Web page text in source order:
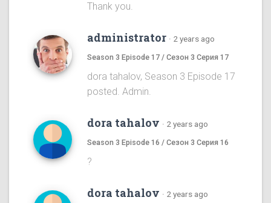
Thank you.
administrator · 2 years ago
Season 3 Episode 17 / Сезон 3 Серия 17
dora tahalov, Season 3 Episode 17
posted. Admin.
dora tahalov · 2 years ago
Season 3 Episode 16 / Сезон 3 Серия 16
?
dora tahalov · 2 years ago